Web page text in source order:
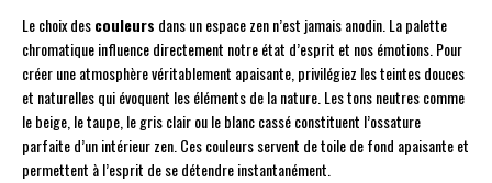
Le choix descouleurs dans un espace zen n’est jamais anodin. La palette
chromatique influence directement notre état d’esprit et nos émotions. Pour
créer une atmosphère véritablement apaisante, privilégiez les teintes douces
et naturelles qui évoquent les éléments de la nature. Les tons neutres comme
le beige, le taupe, le gris clair ou le blanc cassé constituent l’ossature
parfaite d’un intérieur zen. Ces couleurs servent de toile de fond apaisante et
permettent à l’esprit de se détendre instantanément.